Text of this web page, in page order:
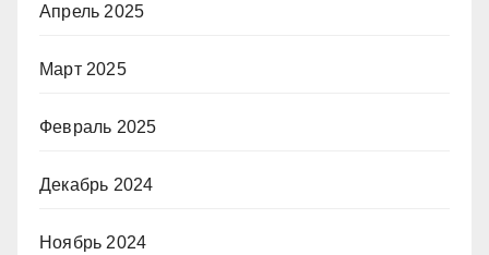
Апрель 2025
Март 2025
Февраль 2025
Декабрь 2024
Ноябрь 2024